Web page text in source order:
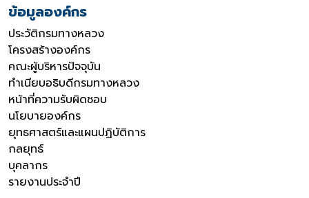
ข้อมูลองค์กร
ประวัติกรมทางหลวง
โครงสร้างองค์กร
คณะผู้บริหารปัจจุบัน
ทำเนียบอธิบดีกรมทางหลวง
หน้าที่ความรับผิดชอบ
นโยบายองค์กร
ยุทธศาสตร์และแผนปฏิบัติการ
กลยุทธ์
บุคลากร
รายงานประจำปี